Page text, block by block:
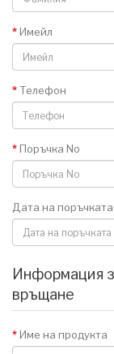
Имейл
Телефон
Поръчка No
Дата на поръчката
Информация
връщане
Име на продукта